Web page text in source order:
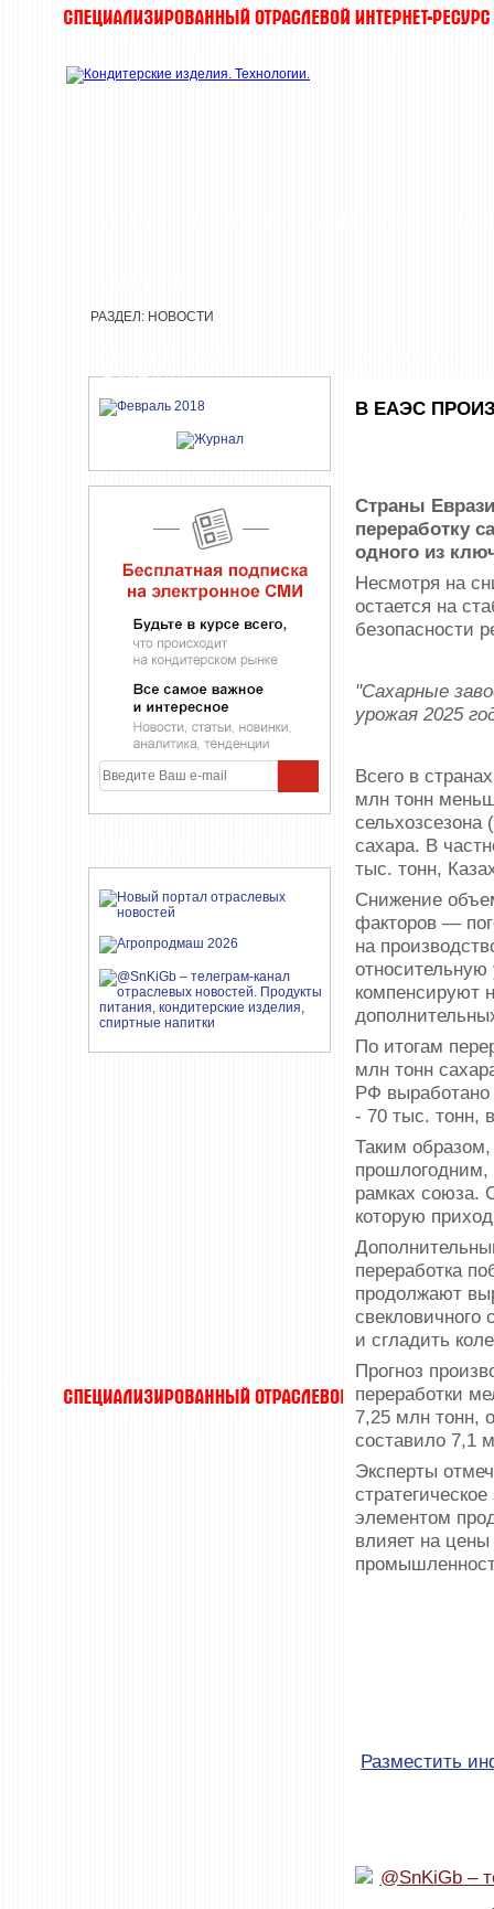
ЖУРНАЛА
РАЗДЕЛ: НОВОСТИ
В ЕАЭС
Страны
переработку
одного из
Несмотря на
остается на
безопасности
"Сахарные
урожая 2025
Всего в
млн тонн
сельхозсезона
сахара. В
тыс. тонн,
Снижение
факторов —
на
относительную
компенсируют
По итогам
млн тонн
РФ выработано
- 70 тыс. тонн,
Таким
прошлогодним,
рамках союза.
которую
переработка
продолжают
и сгладить
Прогноз
переработки
7,25 млн тонн,
составило 7,1
Эксперты
элементом
влияет на
Разместить